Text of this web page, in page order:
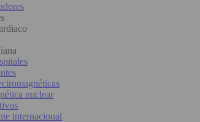
nuclear
internacional